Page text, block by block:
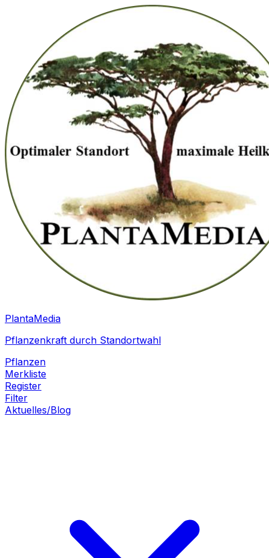
PlantaMedia
Pflanzenkraft durch Standortwahl
Pflanzen
Merkliste
Register
Filter
Aktuelles/Blog